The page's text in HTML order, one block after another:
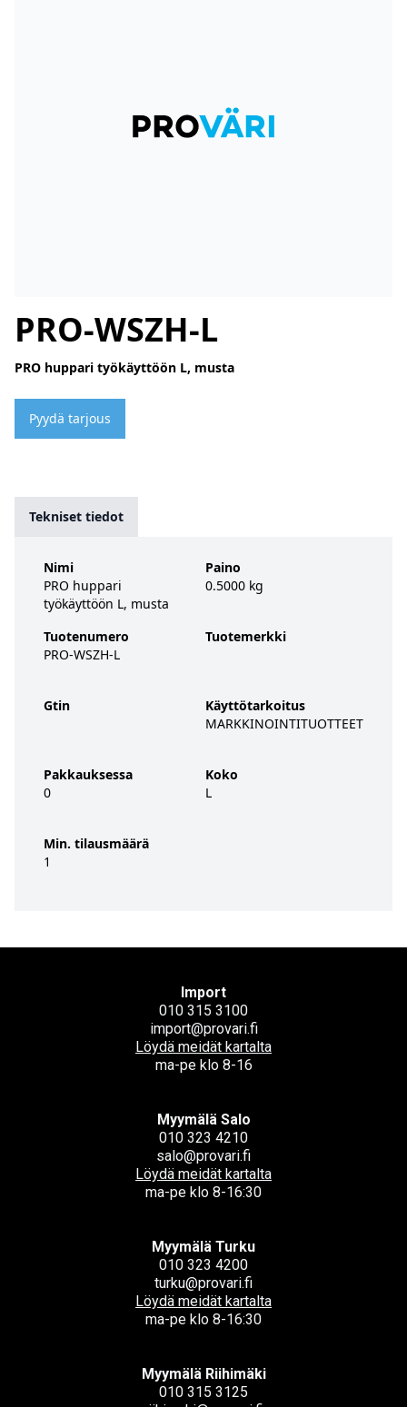
PRO-WSZH-L
PRO huppari työkäyttöön L, musta
Pyydä tarjous
Tekniset tiedot
Nimi
PRO huppari
työkäyttöön L, musta
Tuotenumero
PRO-WSZH-L
Gtin
Pakkauksessa
0
Min. tilausmäärä
1
Paino
0.5000 kg
Tuotemerkki
Käyttötarkoitus
MARKKINOINTITUOTTEET
Koko
L
Import
010 315 3100
import@provari.fi
Löydä meidät kartalta
ma-pe klo 8-16
Myymälä Salo
010 323 4210
salo@provari.fi
Löydä meidät kartalta
ma-pe klo 8-16:30
Myymälä Turku
010 323 4200
turku@provari.fi
Löydä meidät kartalta
ma-pe klo 8-16:30
Myymälä Riihimäki
010 315 3125